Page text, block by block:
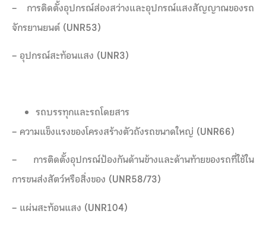
– การติดตั้งอุปกรณ์ส่องสว่างและอุปกรณ์แสงสัญญาณของรถ
จักรยานยนต์ (UNR53)
– อุปกรณ์สะท้อนแสง (UNR3)
รถบรรทุกและรถโดยสาร
– ความแข็งแรงของโครงสร้างตัวถังรถขนาดใหญ่ (UNR66)
– การติดตั้งอุปกรณ์ป้องกันด้านข้างและด้านท้ายของรถที่ใช้ใน
การขนส่งสัตว์หรือสิ่งของ (UNR58/73)
– แผ่นสะท้อนแสง (UNR104)